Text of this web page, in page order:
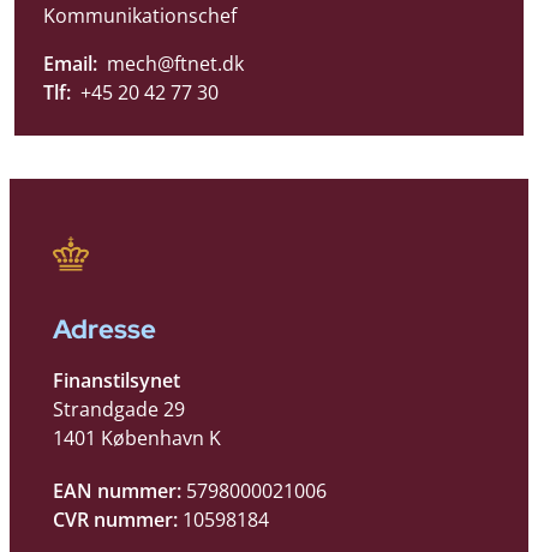
Kommunikationschef
Email: mech@ftnet.dk
Tlf: +45 20 42 77 30
Adresse
Finanstilsynet
Strandgade 29
1401 København K
EAN nummer: 5798000021006
CVR nummer: 10598184